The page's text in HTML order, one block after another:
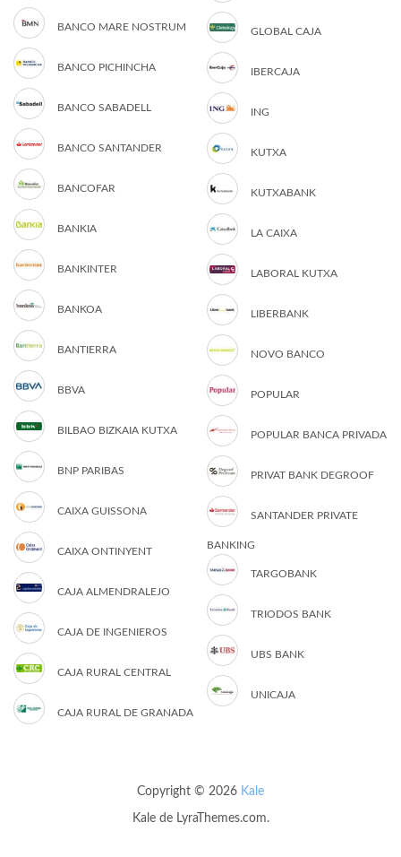
BANCO MARE NOSTRUM
BANCO PICHINCHA
BANCO SABADELL
BANCO SANTANDER
BANCOFAR
BANKIA
BANKINTER
BANKOA
BANTIERRA
BBVA
BILBAO BIZKAIA KUTXA
BNP PARIBAS
CAIXA GUISSONA
CAIXA ONTINYENT
CAJA ALMENDRALEJO
CAJA DE INGENIEROS
CAJA RURAL CENTRAL
CAJA RURAL DE GRANADA
GLOBAL CAJA
IBERCAJA
ING
KUTXA
KUTXABANK
LA CAIXA
LABORAL KUTXA
LIBERBANK
NOVO BANCO
POPULAR
POPULAR BANCA PRIVADA
PRIVAT BANK DEGROOF
SANTANDER PRIVATE
BANKING
TARGOBANK
TRIODOS BANK
UBS BANK
UNICAJA
Copyright © 2026 Kale
Kalede LyraThemes.com.